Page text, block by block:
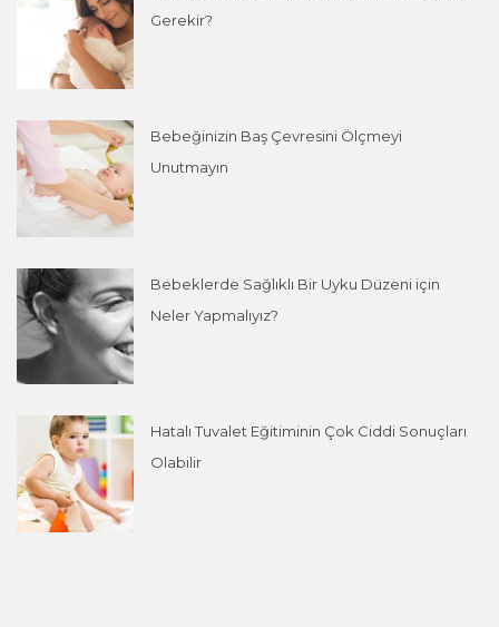
Gerekir?
Bebeğinizin Baş Çevresini Ölçmeyi
Unutmayın
Bebeklerde Sağlıklı Bir Uyku Düzeni için
Neler Yapmalıyız?
Hatalı Tuvalet Eğitiminin Çok Ciddi Sonuçları
Olabilir